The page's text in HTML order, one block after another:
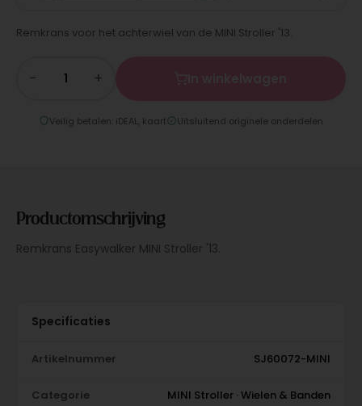
Remkrans voor het achterwiel van de MINI Stroller '13.
− +
Veilig betalen: iDEAL, kaart Uitsluitend originele onderdelen
Productomschrijving
Remkrans Easywalker MINI Stroller '13.
Specificaties
Artikelnummer SJ60072-MINI
Categorie MINI Stroller · Wielen & Banden